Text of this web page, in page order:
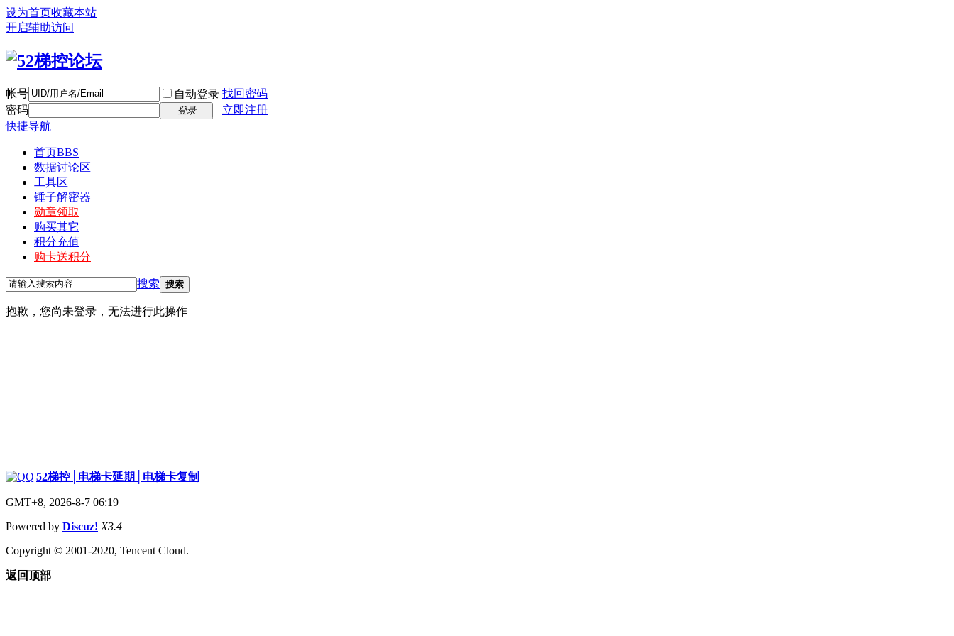
设为首页收藏本站
开启辅助访问
帐号 自动登录 找回密码
密码
登录
立即注册
快捷导航
首页BBS
数据讨论区
工具区
锤子解密器
勋章领取
购买其它
积分充值
购卡送积分
搜索 搜索
抱歉，您尚未登录，无法进行此操作
|52梯控│电梯卡延期│电梯卡复制
GMT+8, 2026-8-7 06:19
Powered by Discuz! X3.4
Copyright © 2001-2020, Tencent Cloud.
返回顶部